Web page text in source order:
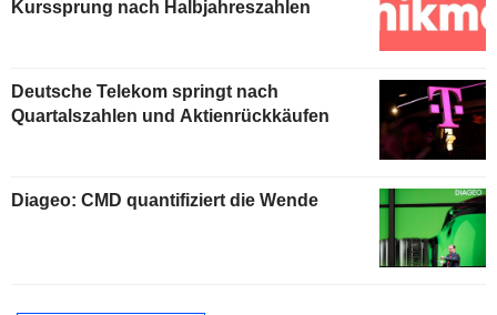
Kurssprung nach Halbjahreszahlen
Deutsche Telekom springt nach
Quartalszahlen und Aktienrückkäufen
Diageo: CMD quantifiziert die Wende